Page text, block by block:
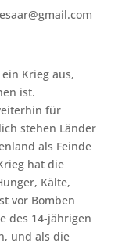
Krieg aus,
ist.
für
stehen Länder
als Feinde
hat die
Kälte,
vor Bomben
des 14-jährigen
und als die